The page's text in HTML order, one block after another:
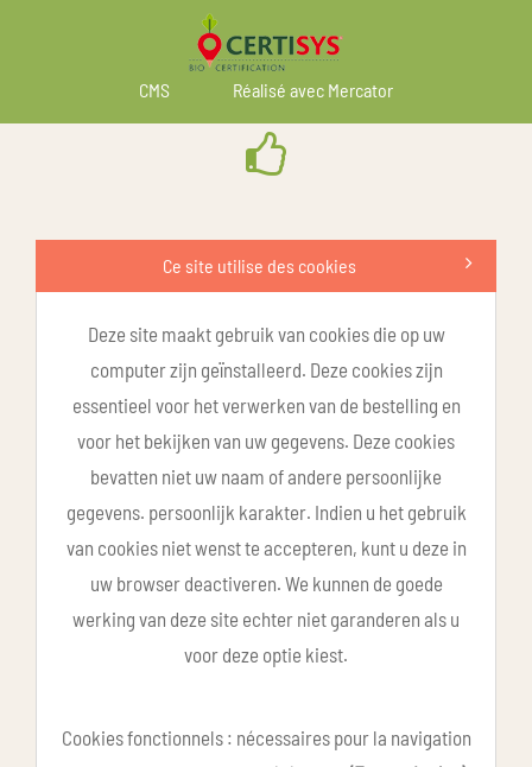
CMS Réalisé avec Mercator
Ce site utilise des cookies
Deze site maakt gebruik van cookies die op uw
computer zijn geïnstalleerd. Deze cookies zijn
essentieel voor het verwerken van de bestelling en
voor het bekijken van uw gegevens. Deze cookies
bevatten niet uw naam of andere persoonlijke
gegevens. persoonlijk karakter. Indien u het gebruik
van cookies niet wenst te accepteren, kunt u deze in
uw browser deactiveren. We kunnen de goede
werking van deze site echter niet garanderen als u
voor deze optie kiest.
Cookies fonctionnels : nécessaires pour la navigation